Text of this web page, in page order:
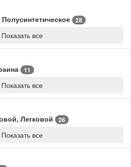
Полусинтетическое 28
Показать все
11
Показать все
Легковой 26
Показать все